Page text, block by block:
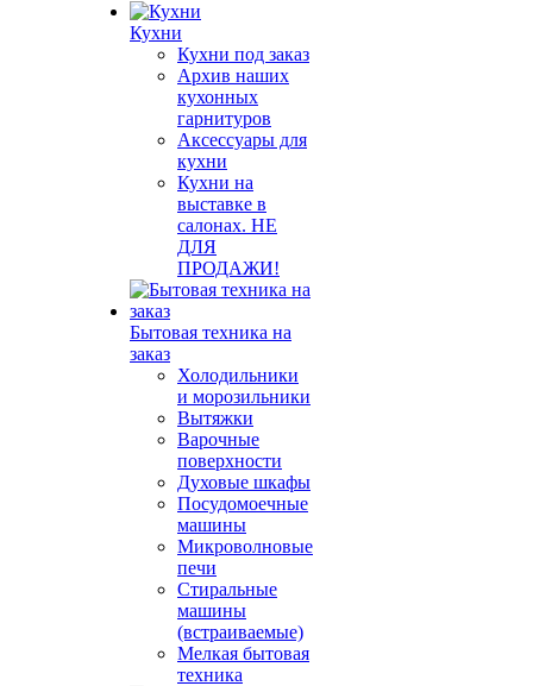
Кухни
Кухни под заказ
Архив наших
кухонных
гарнитуров
Аксессуары для
кухни
Кухни на
выставке в
салонах. НЕ
ДЛЯ
ПРОДАЖИ!
Бытовая техника на
заказ
Холодильники
и морозильники
Вытяжки
Варочные
поверхности
Духовые шкафы
Посудомоечные
машины
Микроволновые
печи
Стиральные
машины
(встраиваемые)
Мелкая бытовая
техника